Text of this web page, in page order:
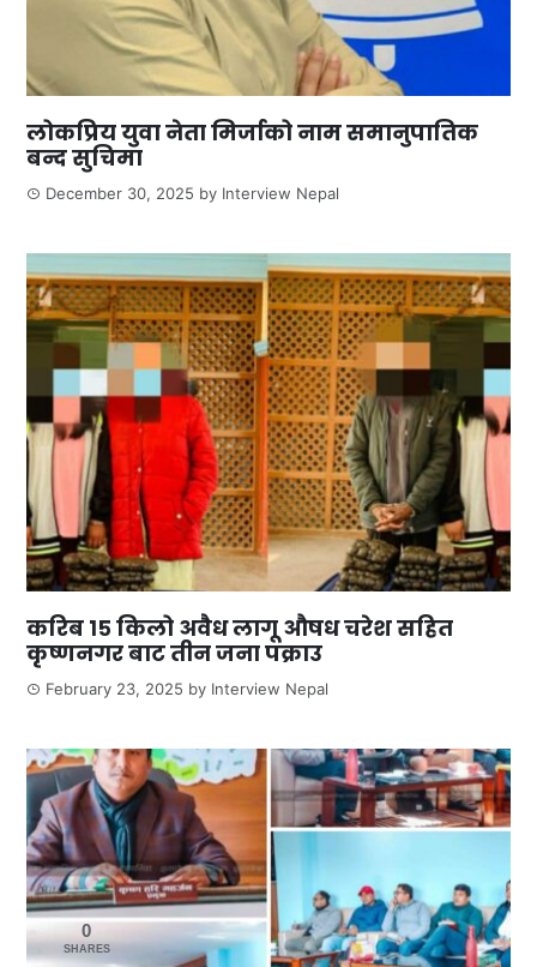
लोकप्रिय युवा नेता मिर्जाको नाम समानुपातिक
बन्द सुचिमा
December 30, 2025 by Interview Nepal
करिब १५ किलो अवैध लागू औषध चरेश सहित
कृष्णनगर बाट तीन जना पक्राउ
February 23, 2025 by Interview Nepal
0
SHARES